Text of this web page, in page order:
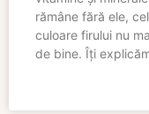
rămâne fără ele,
culoare firului nu
de bine. Îți